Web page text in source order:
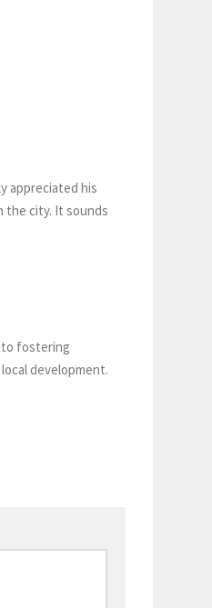
appreciated his
the city. It sounds
fostering
development.